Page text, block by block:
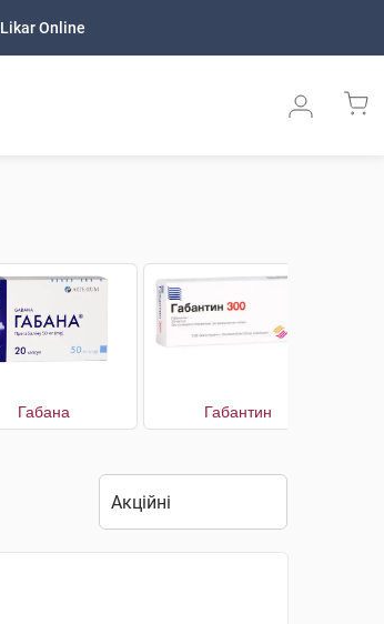
Likar Online
Габана Габантин